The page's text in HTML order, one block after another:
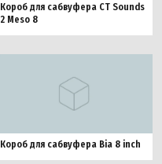
Короб для сабвуфера CT Sounds
2 Meso 8
Короб для сабвуфера Bia 8 inch